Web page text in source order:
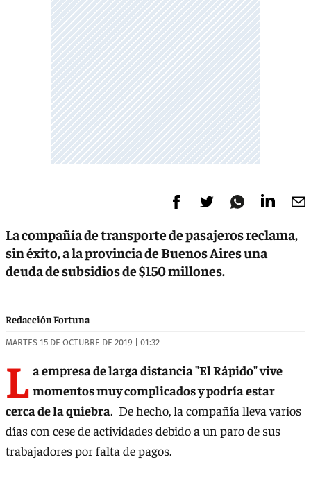
La compañía de transporte de pasajeros reclama,
sin éxito, a la provincia de Buenos Aires una
deuda de subsidios de $150 millones.
Redacción Fortuna
MARTES 15 DE OCTUBRE DE 2019 | 01:32
L a empresa de larga distancia "El Rápido" vive
momentos muy complicados y podría estar
cerca de la quiebra. De hecho, la compañía lleva varios
días con cese de actividades debido a un paro de sus
trabajadores por falta de pagos.